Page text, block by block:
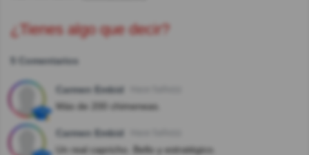
¿Tienes algo que decir?
5 Comentarios
Carmen Embid
Más de 200 chimeneas.
Carmen Embid
Un real capricho. Bello y estratégico.